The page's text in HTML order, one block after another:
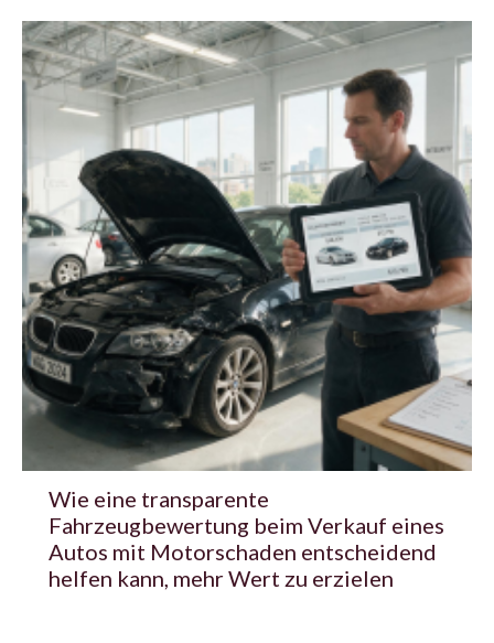
Wie eine transparente
Fahrzeugbewertung beim Verkauf eines
Autos mit Motorschaden entscheidend
helfen kann, mehr Wert zu erzielen